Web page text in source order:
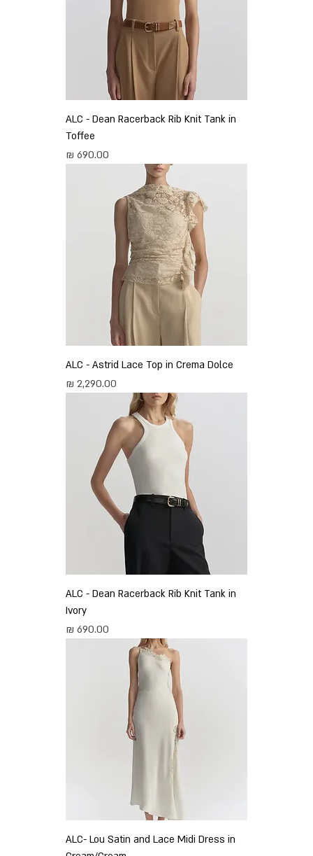
ALC - Dean Racerback Rib Knit Tank in
Toffee
מחיר
ALC - Astrid Lace Top in Crema Dolce
מחיר
ALC - Dean Racerback Rib Knit Tank in
Ivory
מחיר
ALC- Lou Satin and Lace Midi Dress in